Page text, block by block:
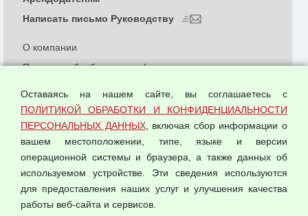
© 2026 ООО "Феникс"
О компании
Политика обработки и конфиденциальности
Согласием на обработку персональных данных
Оферта оптовой купли-продажи
Публичная оферта
Написать письмо Руководству
Оставаясь на нашем сайте, вы соглашаетесь с
ПОЛИТИКОЙ ОБРАБОТКИ И КОНФИДЕНЦИАЛЬНОСТИ
ПЕРСОНАЛЬНЫХ ДАННЫХ, включая сбор информации о
вашем местоположении, типе, языке и версии
операционной системы и браузера, а также данных об
используемом устройстве. Эти сведения используются
для предоставления наших услуг и улучшения качества
работы веб-сайта и сервисов.